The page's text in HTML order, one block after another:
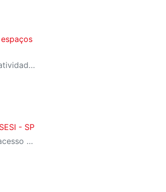
Com ambientes integrados, ampliação de atividades e eventos multidisciplinares, instituição pretende impactar mais públicos, de forma gratuita, além de promover sua formação
- SP
Projeto de formação de instrumentistas e acesso à música erudita chega ao SESI Campinas Amoreiras com concerto especial de Natal